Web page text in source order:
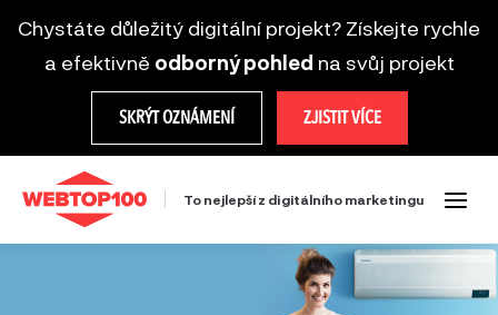
Chystáte důležitý digitální projekt? Získejte rychle
a efektivně odborný pohled na svůj projekt
SKRÝT OZNÁMENÍ ZJISTIT VÍCE
To nejlepší z digitálního marketingu